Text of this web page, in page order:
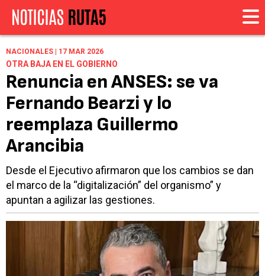
NACIONALES | 17 MAR 2026
OTRA BAJA EN EL GOBIERNO
Renuncia en ANSES: se va
Fernando Bearzi y lo
reemplaza Guillermo
Arancibia
Desde el Ejecutivo afirmaron que los cambios se dan
el marco de la “digitalización” del organismo” y
apuntan a agilizar las gestiones.